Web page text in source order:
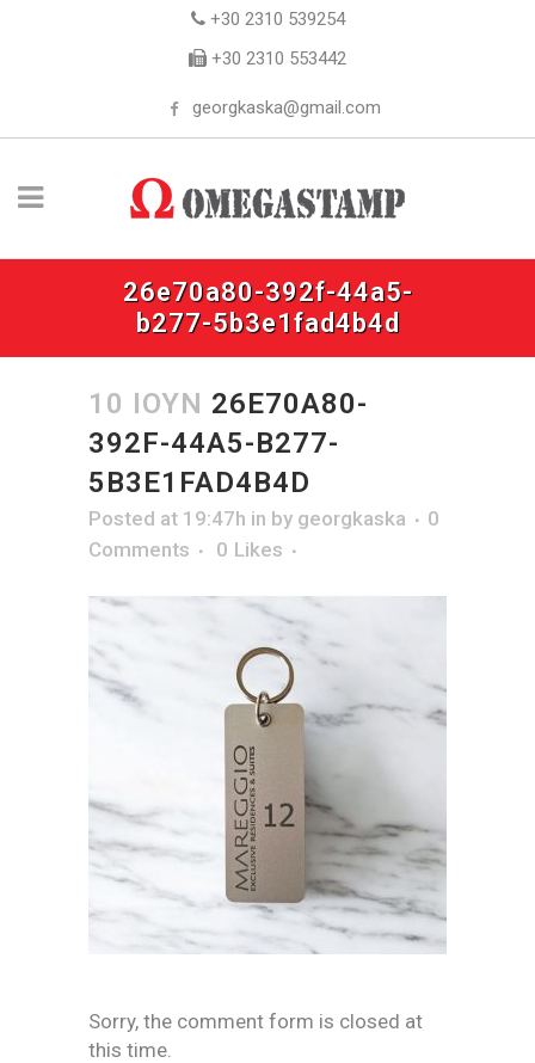
+30 2310 539254
+30 2310 553442
georgkaska@gmail.com
26e70a80-392f-44a5-
b277-5b3e1fad4b4d
10 ΙΟΎΝ 26E70A80-
392F-44A5-B277-
5B3E1FAD4B4D
Posted at 19:47h in by georgkaska
0
Comments
0 Likes
Sorry, the comment form is closed at
this time.